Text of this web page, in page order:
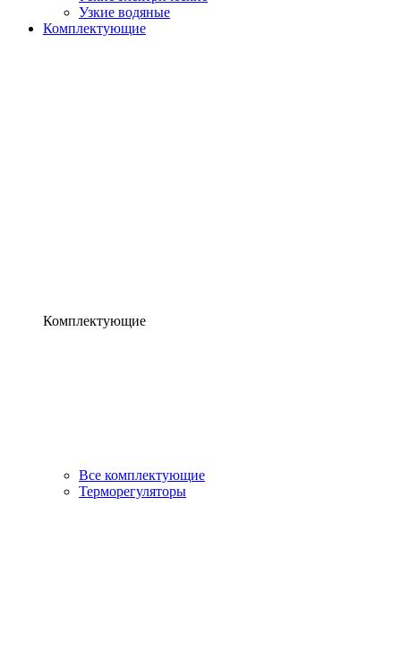
Узкие водяные
Комплектующие
Комплектующие
Все комплектующие
Терморегуляторы